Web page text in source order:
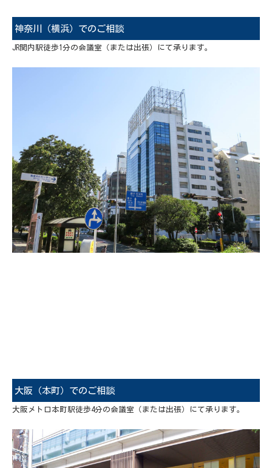
神奈川（横浜）でのご相談
JR関内駅徒歩1分の会議室（または出張）にて承ります。
大阪（本町）でのご相談
大阪メトロ本町駅徒歩4分の会議室（または出張）にて承ります。